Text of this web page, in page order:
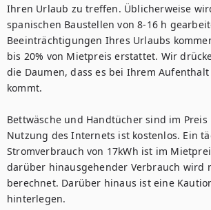
Ihren Urlaub zu treffen. Üblicherweise
spanischen Baustellen von 8-16 h
Beeinträchtigungen Ihres Urlaubs
bis 20% von Mietpreis erstattet. Wir
die Daumen, dass es bei Ihrem
kommt.
Bettwäsche und Handtücher sind im
Nutzung des Internets ist kostenlos. Ein
Stromverbrauch von 17kWh ist im
darüber hinausgehender Verbrauch wird
berechnet. Darüber hinaus ist eine
hinterlegen.